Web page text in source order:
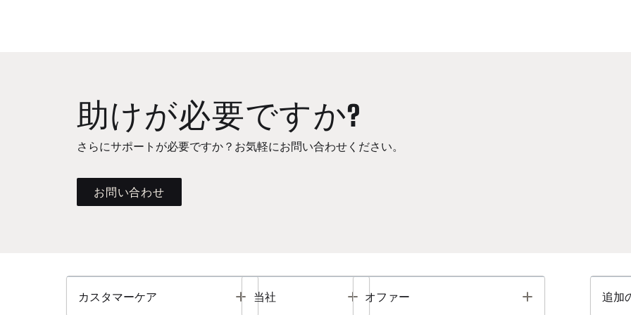
助けが必要ですか?
さらにサポートが必要ですか？お気軽にお問い合わせください。
お問い合わせ
カスタマーケア Toggle
当社 Toggle
オファー Toggle 追加